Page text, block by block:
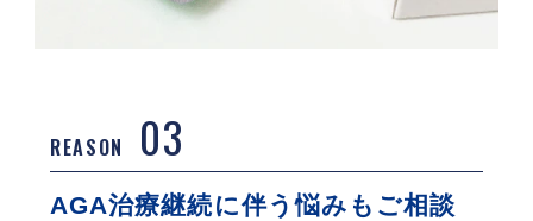
REASON 03
AGA治療継続に伴う悩みもご相談